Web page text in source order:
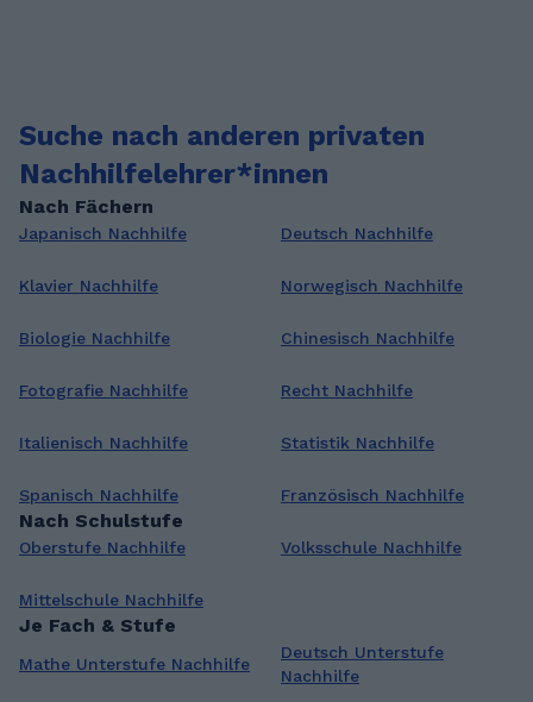
Suche nach anderen privaten
Nachhilfelehrer*innen
Nach Fächern
Japanisch Nachhilfe Deutsch Nachhilfe
Klavier Nachhilfe Norwegisch Nachhilfe
Biologie Nachhilfe Chinesisch Nachhilfe
Fotografie Nachhilfe Recht Nachhilfe
Italienisch Nachhilfe Statistik Nachhilfe
Spanisch Nachhilfe Französisch Nachhilfe
Nach Schulstufe
Oberstufe Nachhilfe Volksschule Nachhilfe
Mittelschule Nachhilfe
Je Fach & Stufe
Mathe Unterstufe Nachhilfe
Deutsch Unterstufe
Nachhilfe